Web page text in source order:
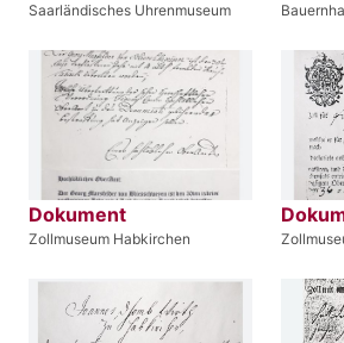
Saarländisches Uhrenmuseum
Dokument
Zollmuseum Habkirchen